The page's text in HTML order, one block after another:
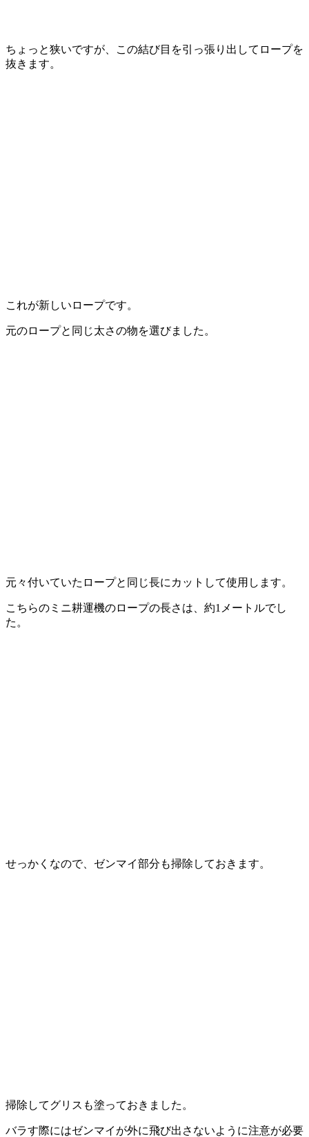
ちょっと狭いですが、この結び目を引っ張り出してロープを
抜きます。
これが新しいロープです。
元のロープと同じ太さの物を選びました。
元々付いていたロープと同じ長にカットして使用します。
こちらのミニ耕運機のロープの長さは、約1メートルでし
た。
せっかくなので、ゼンマイ部分も掃除しておきます。
掃除してグリスも塗っておきました。
バラす際にはゼンマイが外に飛び出さないように注意が必要